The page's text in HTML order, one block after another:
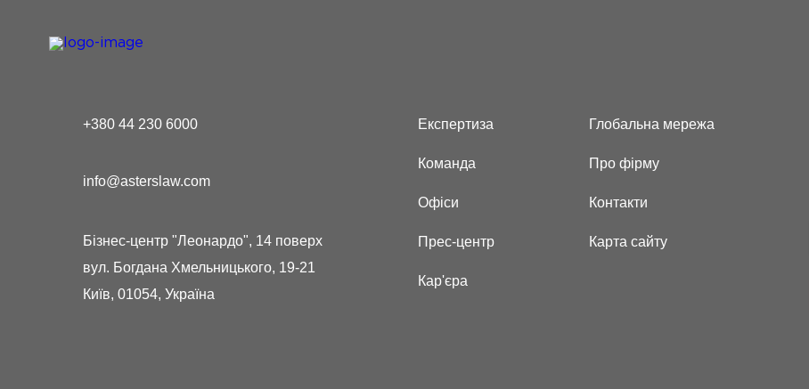
+380 44 230 6000
info@asterslaw.com
Бізнес-центр "Леонардо", 14 поверх
вул. Богдана Хмельницького, 19-21
Київ, 01054, Україна
Експертиза
Команда
Офіси
Прес-центр
Кар'єра
Глобальна мережа
Про фірму
Контакти
Карта сайту